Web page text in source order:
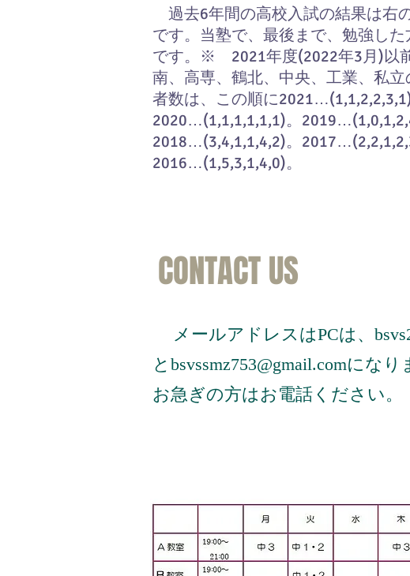
過去6年間の高校入試の結果は右
です。当塾で、最後まで、勉強した
です。※ 2021年度(2022年3月)以
南、高専、鶴北、中央、工業、私立
者数は、この順に2021…(1,1,2,2,3,1)
2020…(1,1,1,1,1,1)。
2018…(3,4,1,1,4,2)。
2016…(1,5,3,1,4,0)。
CONTACT US
メールアドレスはPCは、
と bsvssmz753@gmail.comになり
お急ぎの方はお電話ください。